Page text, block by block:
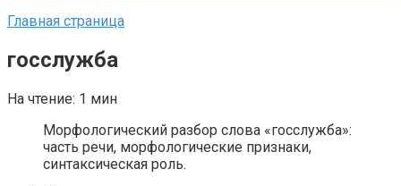
Главная страница
госслужба
На чтение: 1 мин
Морфологический разбор слова «госслужба»:
часть речи, морфологические признаки,
синтаксическая роль.